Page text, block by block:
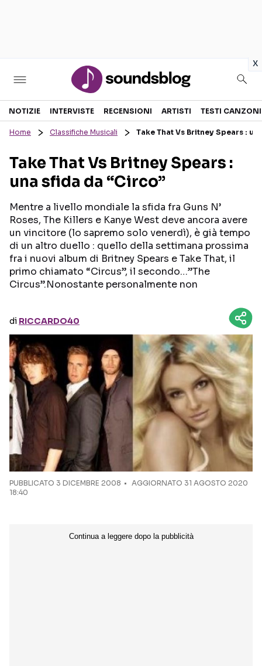
x
Sezioni
RECENSIONI MUSICALI
INTERVISTE
GOSSIP E CURIOSITÀ
TESTI CANZONI
TOUR ED EVENTI
TALENT SHOW
Seguici sui social
NOTIZIE INTERVISTE RECENSIONI ARTISTI TESTI CANZONI
Home Classifiche Musicali Take That Vs Britney Spears :
Take That Vs Britney Spears :
una sfida da “Circo”
Mentre a livello mondiale la sfida fra Guns N’
Roses, The Killers e Kanye West deve ancora avere
un vincitore (lo sapremo solo venerdì), è già tempo
di un altro duello : quello della settimana prossima
fra i nuovi album di Britney Spears e Take That, il
primo chiamato “Circus”, il secondo…”The
Circus”.Nonostante personalmente non
di RICCARDO40
PUBBLICATO 3 DICEMBRE 2008
AGGIORNATO 31 AGOSTO 2020
18:40